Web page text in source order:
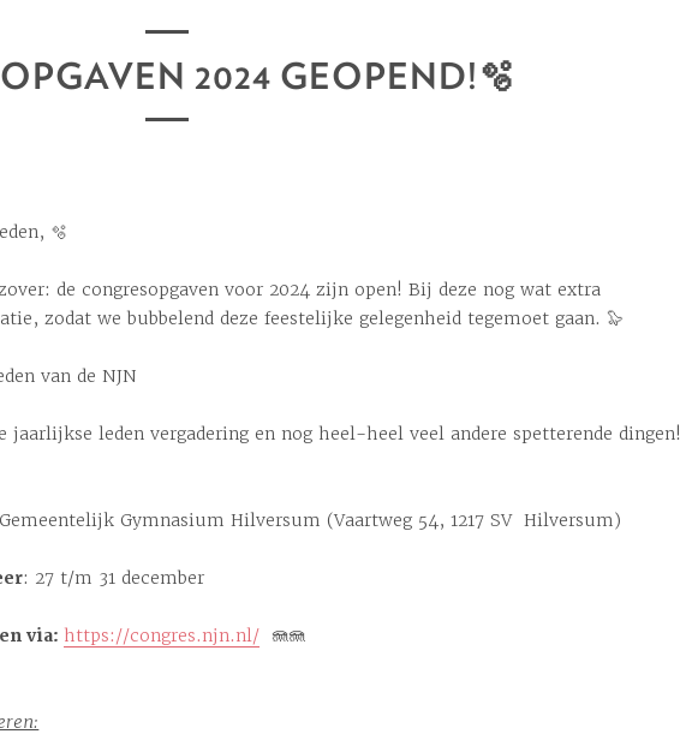
2024 GEOPEND!🫧
🫧
de congresopgaven voor 2024 zijn open! Bij deze nog wat extra
zodat we bubbelend deze feestelijke gelegenheid tegemoet gaan. 🦭
van de NJN
jaarlijkse leden vergadering en nog heel-heel veel andere spetterende dingen!
Gymnasium Hilversum (Vaartweg 54, 1217 SV Hilversum)
: 27 t/m 31 december
via: https://congres.njn.nl/ 🪼🪼